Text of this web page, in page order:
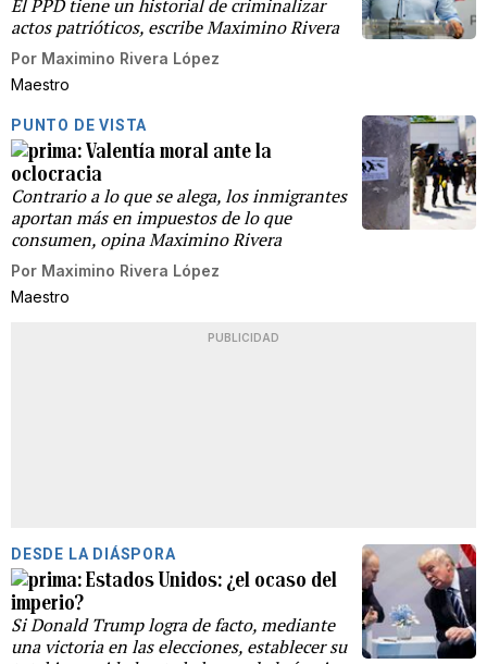
El PPD tiene un historial de criminalizar
actos patrióticos, escribe Maximino Rivera
Por Maximino Rivera López
Maestro
PUNTO DE VISTA
Valentía moral ante la
oclocracia
Contrario a lo que se alega, los inmigrantes
aportan más en impuestos de lo que
consumen, opina Maximino Rivera
Por Maximino Rivera López
Maestro
PUBLICIDAD
DESDE LA DIÁSPORA
Estados Unidos: ¿el ocaso del
imperio?
Si Donald Trump logra de facto, mediante
una victoria en las elecciones, establecer su